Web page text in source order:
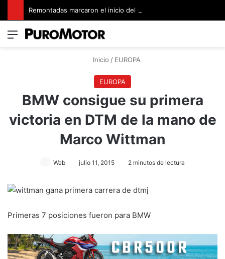
Menú
Inicio / EUROPA
EUROPA
BMW consigue su primera
victoria en DTM de la mano de
Marco Wittman
Web julio 11, 2015 2 minutos de lectura
Primeras 7 posiciones fueron para BMW